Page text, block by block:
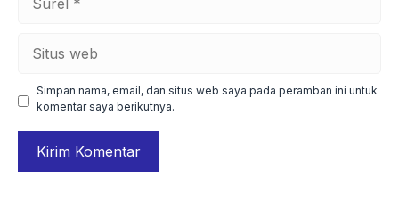
web
Simpan nama, email, dan situs web saya pada peramban ini untuk
komentar saya berikutnya.